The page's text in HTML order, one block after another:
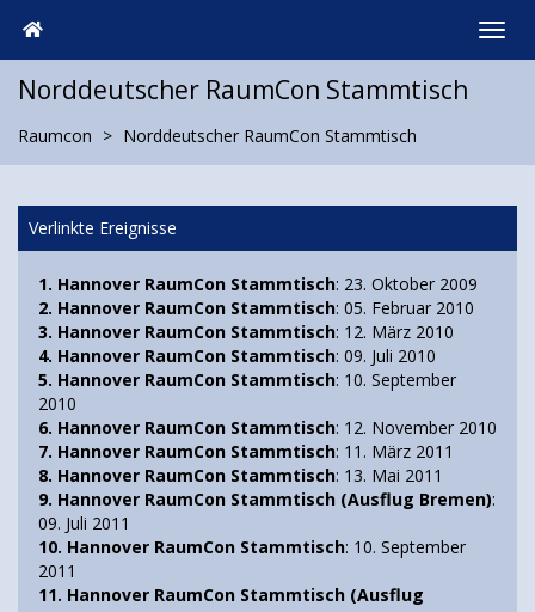
Norddeutscher RaumCon Stammtisch
Raumcon Norddeutscher RaumCon Stammtisch
Verlinkte Ereignisse
1. Hannover RaumCon Stammtisch: 23. Oktober 2009
2. Hannover RaumCon Stammtisch: 05. Februar 2010
3. Hannover RaumCon Stammtisch: 12. März 2010
4. Hannover RaumCon Stammtisch: 09. Juli 2010
5. Hannover RaumCon Stammtisch: 10. September
2010
6. Hannover RaumCon Stammtisch: 12. November 2010
7. Hannover RaumCon Stammtisch: 11. März 2011
8. Hannover RaumCon Stammtisch: 13. Mai 2011
9. Hannover RaumCon Stammtisch (Ausflug Bremen):
09. Juli 2011
10. Hannover RaumCon Stammtisch: 10. September
2011
11. Hannover RaumCon Stammtisch (Ausflug